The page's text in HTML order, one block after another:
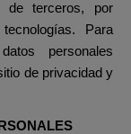
de terceros, por
Para
personales
de privacidad y